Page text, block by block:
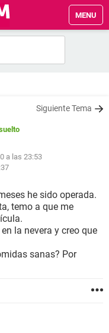
MENU
Siguiente Tema
a las 23:53
he sido operada.
temo a que me
la nevera y creo que
sanas? Por